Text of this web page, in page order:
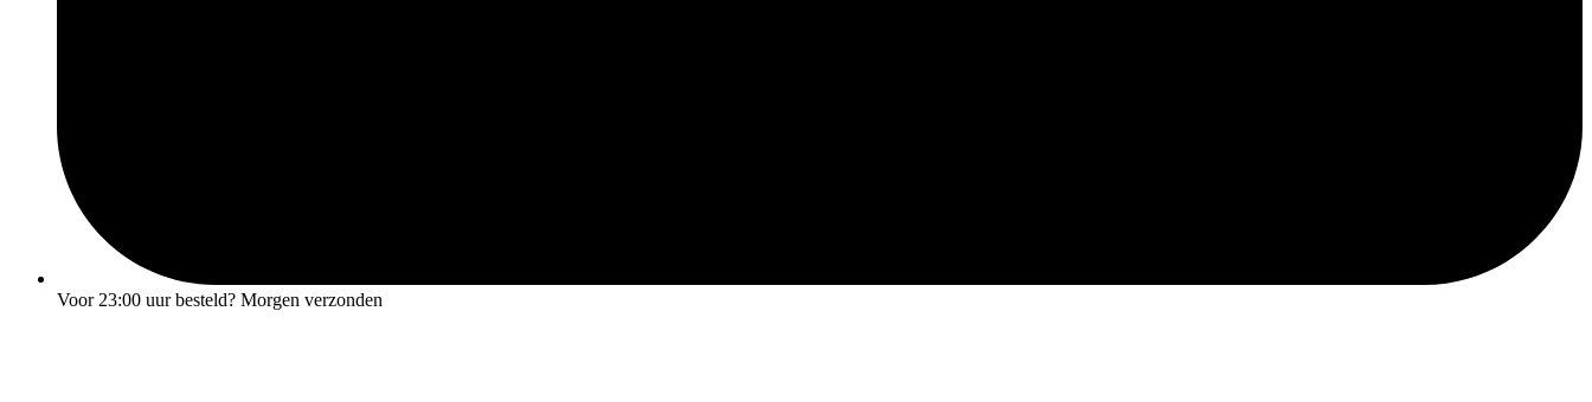
Voor 23:00 uurbesteld? Morgen verzonden